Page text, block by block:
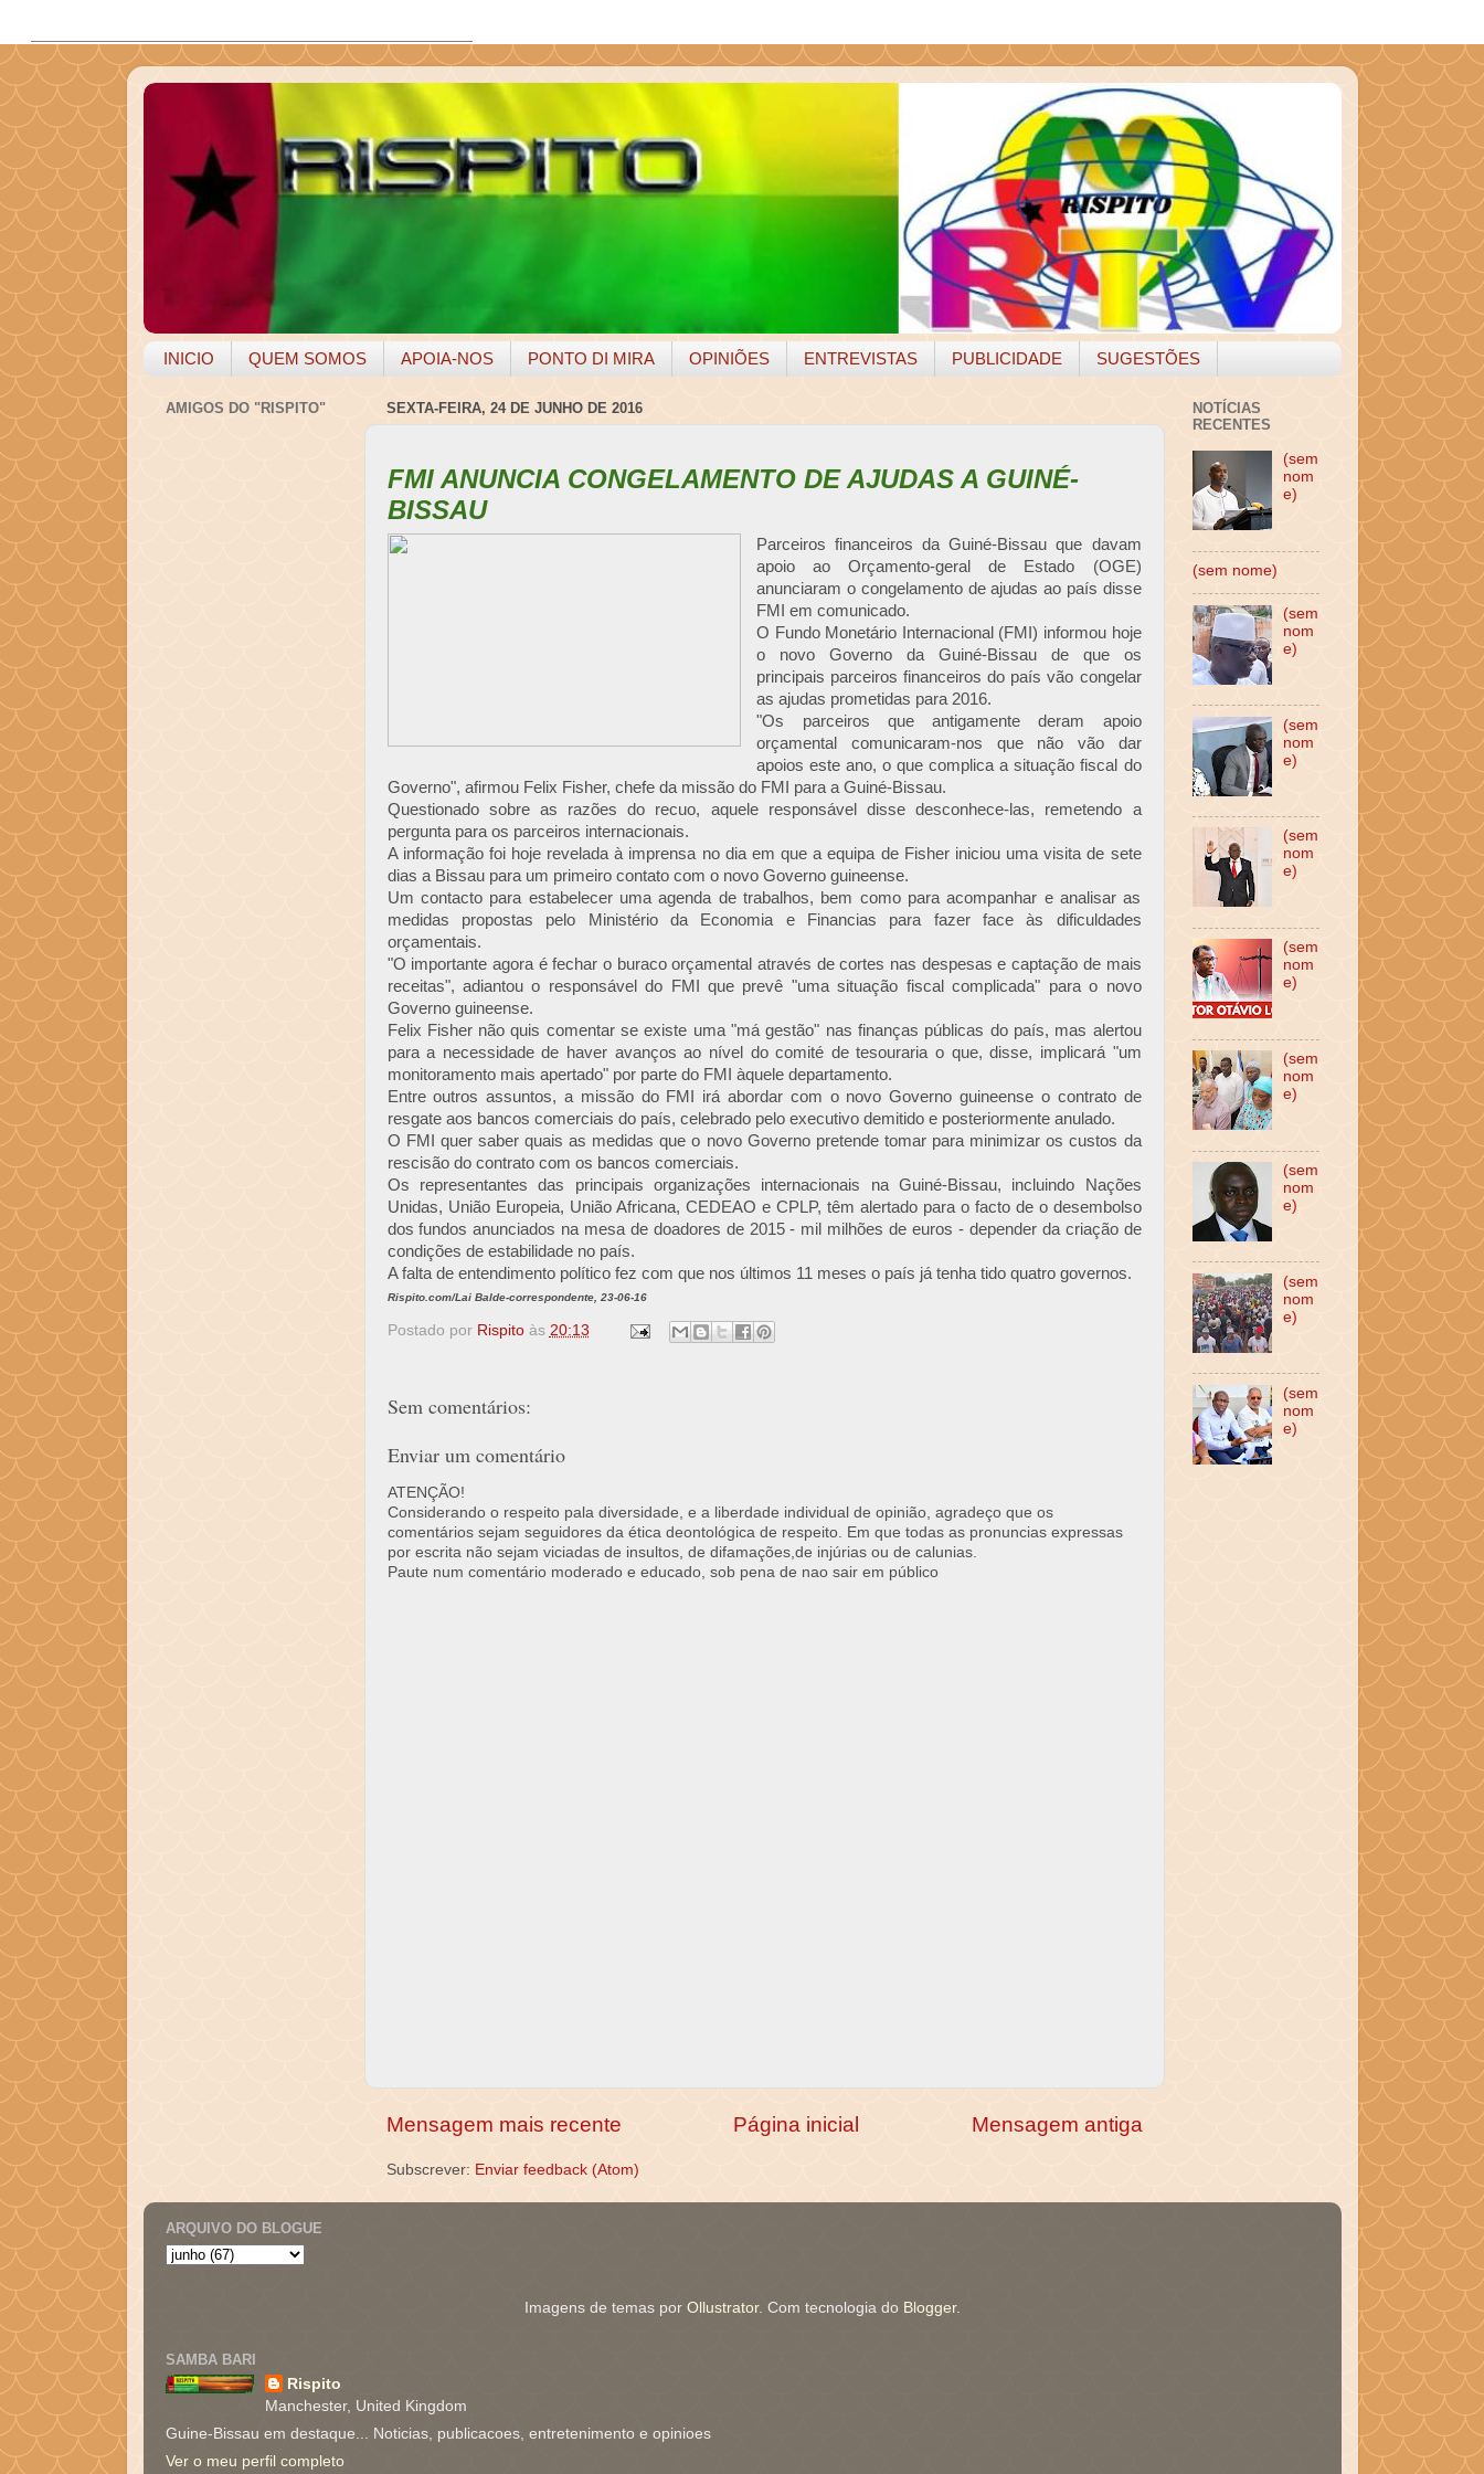
INICIO QUEM SOMOS APOIA-NOS PONTO DI MIRA OPINIÕES ENTREVISTAS PUBLICIDADE SUGESTÕES
SEXTA-FEIRA, 24 DE JUNHO DE 2016
FMI ANUNCIA CONGELAMENTO DE AJUDAS A GUINÉ-
BISSAU
Parceiros financeiros da Guiné-Bissau que davam
apoio ao Orçamento-geral de Estado (OGE)
anunciaram o congelamento de ajudas ao país disse
FMI em comunicado.
O Fundo Monetário Internacional (FMI) informou hoje
o novo Governo da Guiné-Bissau de que os
principais parceiros financeiros do país vão congelar
as ajudas prometidas para 2016.
"Os parceiros que antigamente deram apoio
orçamental comunicaram-nos que não vão dar
apoios este ano, o que complica a situação fiscal do
Governo", afirmou Felix Fisher, chefe da missão do FMI para a Guiné-Bissau.
Questionado sobre as razões do recuo, aquele responsável disse desconhece-las, remetendo a
pergunta para os parceiros internacionais.
A informação foi hoje revelada à imprensa no dia em que a equipa de Fisher iniciou uma visita de sete
dias a Bissau para um primeiro contato com o novo Governo guineense.
Um contacto para estabelecer uma agenda de trabalhos, bem como para acompanhar e analisar as
medidas propostas pelo Ministério da Economia e Financias para fazer face às dificuldades
orçamentais.
"O importante agora é fechar o buraco orçamental através de cortes nas despesas e captação de mais
receitas", adiantou o responsável do FMI que prevê "uma situação fiscal complicada" para o novo
Governo guineense.
Felix Fisher não quis comentar se existe uma "má gestão" nas finanças públicas do país, mas alertou
para a necessidade de haver avanços ao nível do comité de tesouraria o que, disse, implicará "um
monitoramento mais apertado" por parte do FMI àquele departamento.
Entre outros assuntos, a missão do FMI irá abordar com o novo Governo guineense o contrato de
resgate aos bancos comerciais do país, celebrado pelo executivo demitido e posteriormente anulado.
O FMI quer saber quais as medidas que o novo Governo pretende tomar para minimizar os custos da
rescisão do contrato com os bancos comerciais.
Os representantes das principais organizações internacionais na Guiné-Bissau, incluindo Nações
Unidas, União Europeia, União Africana, CEDEAO e CPLP, têm alertado para o facto de o desembolso
dos fundos anunciados na mesa de doadores de 2015 - mil milhões de euros - depender da criação de
condições de estabilidade no país.
A falta de entendimento político fez com que nos últimos 11 meses o país já tenha tido quatro governos.
Rispito.com/Lai Balde-correspondente, 23-06-16
Postado por Rispito às 20:13
Sem comentários:
Enviar um comentário
ATENÇÃO!
Considerando o respeito pala diversidade, e a liberdade individual de opinião, agradeço que os
comentários sejam seguidores da ética deontológica de respeito. Em que todas as pronuncias expressas
por escrita não sejam viciadas de insultos, de difamações,de injúrias ou de calunias.
Paute num comentário moderado e educado, sob pena de nao sair em público
Mensagem mais recente Mensagem antiga
Página inicial
Subscrever: Enviar feedback (Atom)
AMIGOS DO "RISPITO"
NOTÍCIAS
RECENTES
(sem
nom
e)
(sem nome)
(sem
nom
e)
(sem
nom
e)
(sem
nom
e)
(sem
nom
e)
(sem
nom
e)
(sem
nom
e)
(sem
nom
e)
(sem
nom
e)
ARQUIVO DO BLOGUE
Imagens de temas por Ollustrator. Com tecnologia do Blogger.
SAMBA BARI
Rispito
Manchester, United Kingdom
Guine-Bissau em destaque... Noticias, publicacoes, entretenimento e opinioes
Ver o meu perfil completo